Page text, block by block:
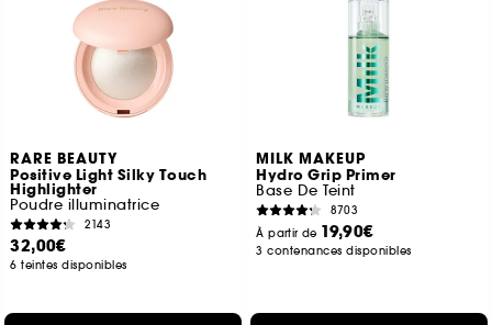
RARE BEAUTY
Positive Light Silky Touch
Highlighter
Poudre illuminatrice
2143
32,00€
6 teintes disponibles
MILK MAKEUP
Hydro Grip Primer
Base De Teint
8703
À partir de 19,90€
3 contenances disponibles